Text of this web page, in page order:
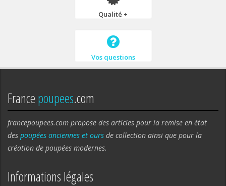
Qualité +
Vos questions
Francepoupees.com
francepoupees.com propose des articles pour la remise en état
des poupées anciennes et ours de collection ainsi que pour la
création de poupées modernes.
Informations légales